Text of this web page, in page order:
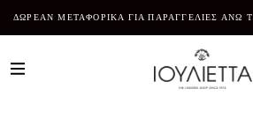
ΔΩΡΕΑΝ ΜΕΤΑΦΟΡΙΚΑ ΓΙΑ ΠΑΡΑΓΓΕΛΙΕΣ ΑΝΩ